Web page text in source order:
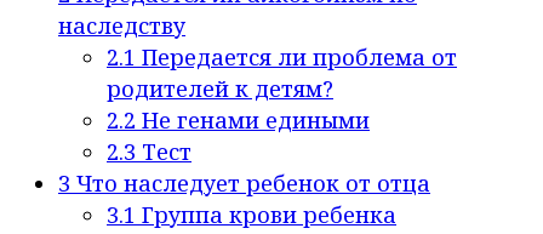
наследству
2.1 Передается ли проблема от
родителей к детям?
2.2 Не генами едиными
2.3 Тест
3 Что наследует ребенок от отца
3.1 Группа крови ребенка